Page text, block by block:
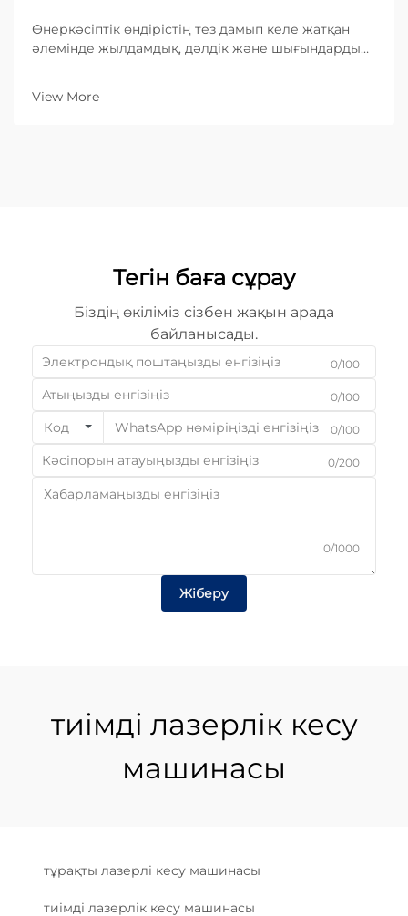
Өнеркәсіптік өндірістің тез дамып келе жатқан
әлемінде жылдамдық, дәлдік және шығындардың
бағытталған B2B кәсіпорындар үшін дұрыс
View More
Тегін баға сұрау
Біздің өкіліміз сізбен жақын арада
байланысады.
0/100
0/100
Код 0/100
0/200
0/1000
Жіберу
тиімді лазерлік кесу
машинасы
тұрақты лазерлі кесу машинасы
тиімді лазерлік кесу машинасы